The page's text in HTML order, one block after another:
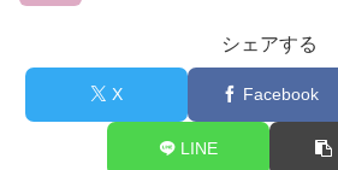
シェアする
X Facebook
LINE